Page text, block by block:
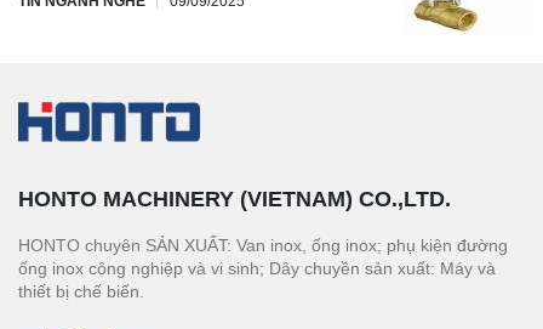
HONTO MACHINERY (VIETNAM) CO.,LTD.
HONTO chuyên SẢN XUẤT: Van inox, ống inox; phụ kiện đường
ống inox công nghiệp và vi sinh; Dây chuyền sản xuất: Máy và
thiết bị chế biến.